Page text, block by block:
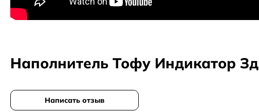
Наполнитель Тофу Индикатор
Написать отзыв